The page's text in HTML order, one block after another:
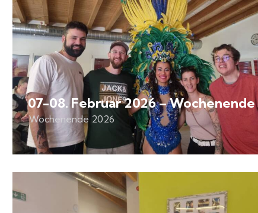
07-08. Februar 2026 – Wochenende
Wochenende 2026